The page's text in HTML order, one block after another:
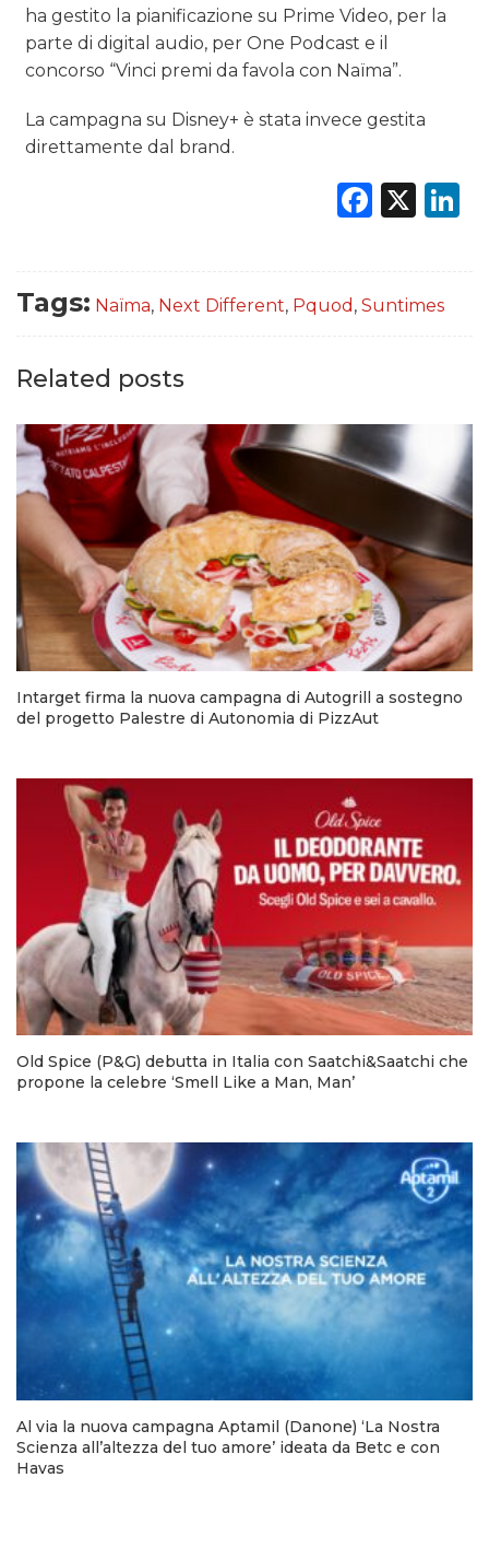
ha gestito la pianificazione su Prime Video, per la
parte di digital audio, per One Podcast e il
concorso “Vinci premi da favola con Naïma”.
La campagna su Disney+ è stata invece gestita
direttamente dal brand.
X
Tags: Naïma, Next Different, Pquod , Suntimes
Related posts
Intarget firma la nuova campagna di Autogrill a sostegno
del progetto Palestre di Autonomia di PizzAut
Old Spice (P&G) debutta in Italia con Saatchi&Saatchi che
propone la celebre ‘Smell Like a Man, Man’
Al via la nuova campagna Aptamil (Danone) ‘La Nostra
Scienza all’altezza del tuo amore’ ideata da Betc e con
Havas